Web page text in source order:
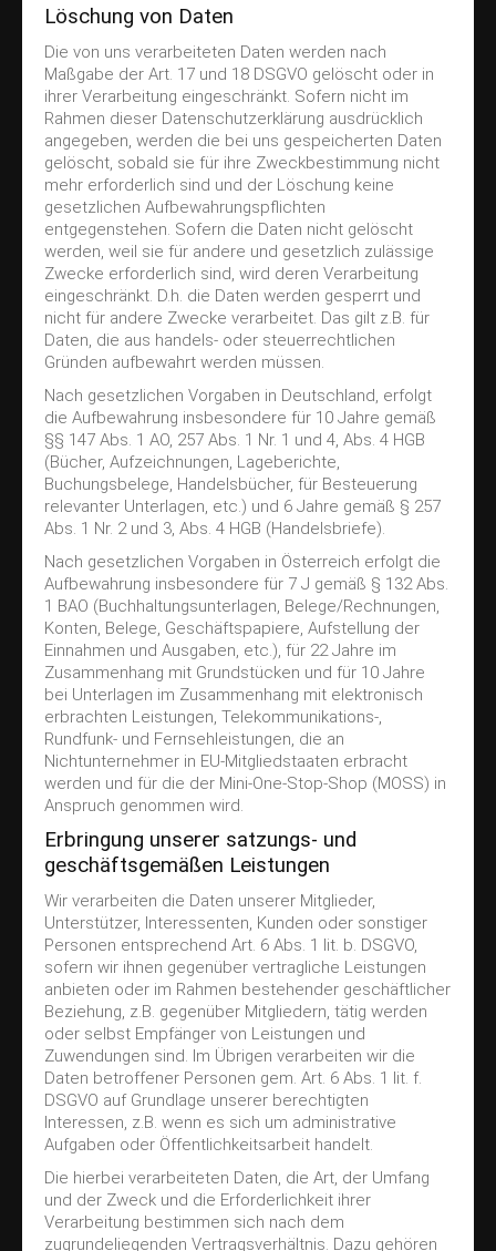
Löschung von Daten
Die von uns verarbeiteten Daten werden nach
Maßgabe der Art. 17 und 18 DSGVO gelöscht oder in
ihrer Verarbeitung eingeschränkt. Sofern nicht im
Rahmen dieser Datenschutzerklärung ausdrücklich
angegeben, werden die bei uns gespeicherten Daten
gelöscht, sobald sie für ihre Zweckbestimmung nicht
mehr erforderlich sind und der Löschung keine
gesetzlichen Aufbewahrungspflichten
entgegenstehen. Sofern die Daten nicht gelöscht
werden, weil sie für andere und gesetzlich zulässige
Zwecke erforderlich sind, wird deren Verarbeitung
eingeschränkt. D.h. die Daten werden gesperrt und
nicht für andere Zwecke verarbeitet. Das gilt z.B. für
Daten, die aus handels- oder steuerrechtlichen
Gründen aufbewahrt werden müssen.
Nach gesetzlichen Vorgaben in Deutschland, erfolgt
die Aufbewahrung insbesondere für 10 Jahre gemäß
§§ 147 Abs. 1 AO, 257 Abs. 1 Nr. 1 und 4, Abs. 4 HGB
(Bücher, Aufzeichnungen, Lageberichte,
Buchungsbelege, Handelsbücher, für Besteuerung
relevanter Unterlagen, etc.) und 6 Jahre gemäß § 257
Abs. 1 Nr. 2 und 3, Abs. 4 HGB (Handelsbriefe).
Nach gesetzlichen Vorgaben in Österreich erfolgt die
Aufbewahrung insbesondere für 7 J gemäß § 132 Abs.
1 BAO (Buchhaltungsunterlagen, Belege/Rechnungen,
Konten, Belege, Geschäftspapiere, Aufstellung der
Einnahmen und Ausgaben, etc.), für 22 Jahre im
Zusammenhang mit Grundstücken und für 10 Jahre
bei Unterlagen im Zusammenhang mit elektronisch
erbrachten Leistungen, Telekommunikations-,
Rundfunk- und Fernsehleistungen, die an
Nichtunternehmer in EU-Mitgliedstaaten erbracht
werden und für die der Mini-One-Stop-Shop (MOSS) in
Anspruch genommen wird.
Erbringung unserer satzungs- und
geschäftsgemäßen Leistungen
Wir verarbeiten die Daten unserer Mitglieder,
Unterstützer, Interessenten, Kunden oder sonstiger
Personen entsprechend Art. 6 Abs. 1 lit. b. DSGVO,
sofern wir ihnen gegenüber vertragliche Leistungen
anbieten oder im Rahmen bestehender geschäftlicher
Beziehung, z.B. gegenüber Mitgliedern, tätig werden
oder selbst Empfänger von Leistungen und
Zuwendungen sind. Im Übrigen verarbeiten wir die
Daten betroffener Personen gem. Art. 6 Abs. 1 lit. f.
DSGVO auf Grundlage unserer berechtigten
Interessen, z.B. wenn es sich um administrative
Aufgaben oder Öffentlichkeitsarbeit handelt.
Die hierbei verarbeiteten Daten, die Art, der Umfang
und der Zweck und die Erforderlichkeit ihrer
Verarbeitung bestimmen sich nach dem
zugrundeliegenden Vertragsverhältnis. Dazu gehören